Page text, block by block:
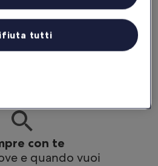
una selezione di hotel
con te
e quando vuoi
tutti